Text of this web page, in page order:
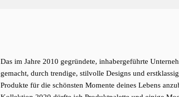
Das im Jahre 2010 gegründete, inhabergeführte
gemacht, durch trendige, stilvolle Designs und
Produkte für die schönsten Momente deines Lebens